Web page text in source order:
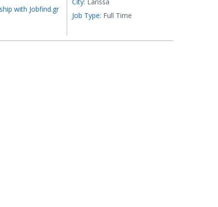
with Jobfind.gr
Job Type: Full Time